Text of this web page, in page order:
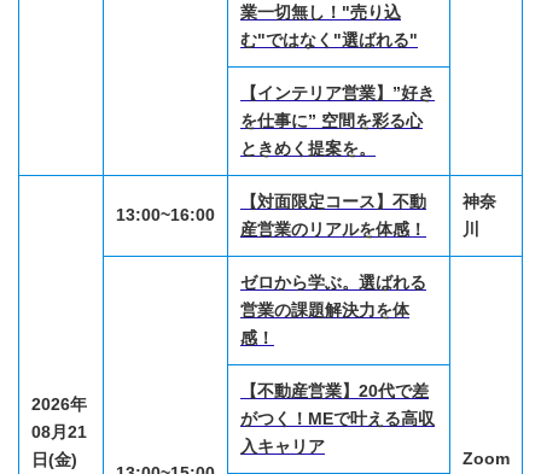
業一切無し！"売り込
む"ではなく"選ばれる"
【インテリア営業】”好き
を仕事に” 空間を彩る心
ときめく提案を。
2026年
08月21
日(金)
13:00~16:00
【対面限定コース】不動
産営業のリアルを体感！
神奈
川
ゼロから学ぶ。選ばれる
営業の課題解決力を体
感！
Zoom
【不動産営業】20代で差
がつく！MEで叶える高収
入キャリア